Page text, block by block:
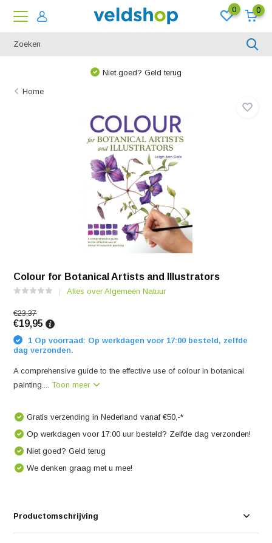
0 0
Niet goed? Geld terug
Home
Colour for Botanical Artists and Illustrators
Alles over Algemeen Natuur
€23,37
€19,95
1 Op voorraad: Op werkdagen voor 17:00 besteld, zelfde
dag verzonden.
A comprehensive guide to the effective use of colour in botanical
painting....Toon meer
Gratis verzending in Nederland vanaf €50,-*
Op werkdagen voor 17:00 uur besteld? Zelfde dag verzonden!
Niet goed? Geld terug
We denken graag met u mee!
Productomschrijving